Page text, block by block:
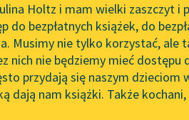
redakcyjne
Wolne Lektury na 32.
Pol’and’Rock
„Kochanek Lady
do słuchania na
Lekturach
Nowy audiobook –
Holtz i mam wielki zaszczyt i
do bezpłatnych książek, do
Musimy nie tylko korzystać, ale
nich nie będziemy mieć
przydają się naszym dzieciom
dają nam książki. Także
Maurycy Schlanger✖